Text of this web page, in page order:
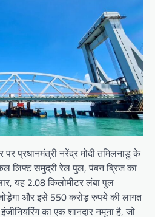
प्रधानमंत्री नरेंद्र मोदी तमिलनाडु के
लिफ्ट समुद्री रेल पुल, पंबन ब्रिज का
यह 2.08 किलोमीटर लंबा पुल
जोड़ेगा और इसे 550 करोड़ रुपये की लागत
का एक शानदार नमूना है, जो